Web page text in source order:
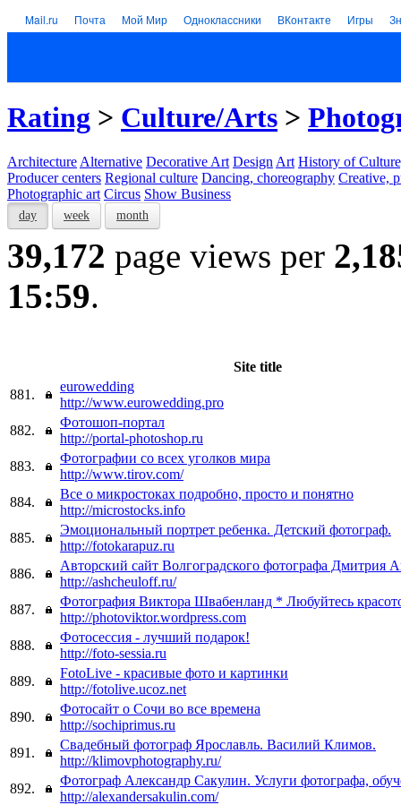
Mail.ru Почта Мой Мир Одноклассники ВКонтакте Игры
Rating > Culture/Arts >
Architecture Alternative Decorative Art Design Art History of
Producer centers Regional culture Dancing, choreography Creative,
Photographic art Circus Show Business
day week month
39,172 page views per
15:59.
Site title
881.
eurowedding
http://www.eurowedding.pro
882.
Фотошоп-портал
http://portal-photoshop.ru
883.
Фотографии со всех уголков мира
http://www.tirov.com/
884.
Все о микростоках подробно, просто и понятно
http://microstocks.info
885.
Эмоциональный портрет ребенка. Детский фотограф.
http://fotokarapuz.ru
886.
Авторский сайт Волгоградского фотографа Дмитрия
http://ashcheuloff.ru/
887.
Фотография Виктора Швабенланд * Любуйтесь
http://photoviktor.wordpress.com
888.
Фотосессия - лучший подарок!
http://foto-sessia.ru
889.
FotoLive - красивые фото и картинки
http://fotolive.ucoz.net
890.
Фотосайт о Сочи во все времена
http://sochiprimus.ru
891.
Свадебный фотограф Ярославль. Василий Климов.
http://klimovphotography.ru/
892.
Фотограф Александр Сакулин. Услуги фотографа,
http://alexandersakulin.com/